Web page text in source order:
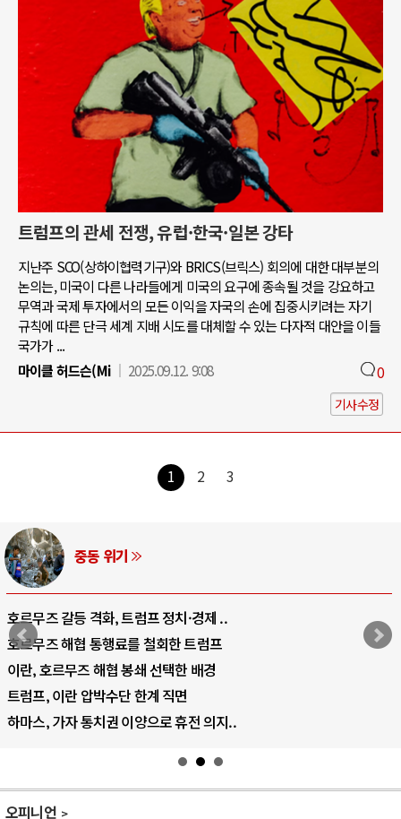
트럼프의 관세 전쟁, 유럽·한국·일본 강타
지난주 SCO(상하이협력기구)와 BRICS(브릭스) 회의에 대한 대부분의
논의는, 미국이 다른 나라들에게 미국의 요구에 종속될 것을 강요하고
무역과 국제 투자에서의 모든 이익을 자국의 손에 집중시키려는 자기
규칙에 따른 단극 세계 지배 시도를 대체할 수 있는 다자적 대안을 이들
국가가 ...
마이클 허드슨(Mi
2025.09.12. 9:08 0
기사수정
1 2 3
AI와 인간
중국 AI, 저가 공세로 글로벌 토큰 시..
AI 국부펀드 구상 놓고 미국 진보진영 ..
AI 데이터센터 반대 투쟁은 새로운 글로..
AI의 숨은 환경 비용: 데이터센터 확산..
AI는 어떻게 미국 민주주의를 잠식하고 ..
오피니언